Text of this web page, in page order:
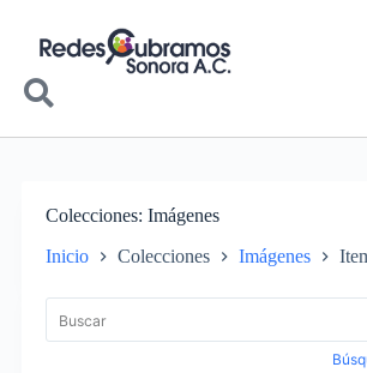
Colecciones Imágenes
Inicio Colecciones Imágenes
Control de clasificación y